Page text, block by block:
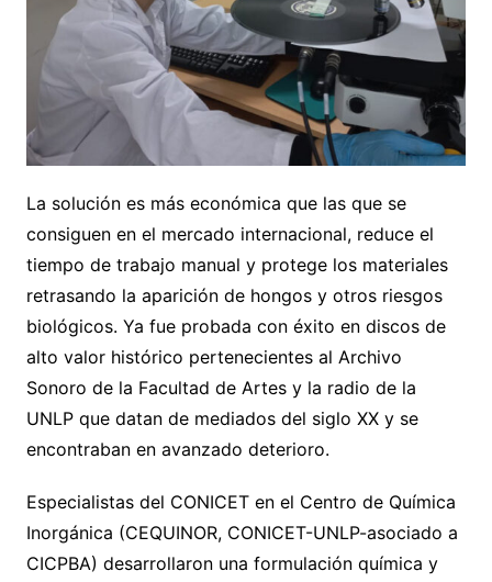
La solución es más económica que las que se
consiguen en el mercado internacional, reduce el
tiempo de trabajo manual y protege los materiales
retrasando la aparición de hongos y otros riesgos
biológicos. Ya fue probada con éxito en discos de
alto valor histórico pertenecientes al Archivo
Sonoro de la Facultad de Artes y la radio de la
UNLP que datan de mediados del siglo XX y se
encontraban en avanzado deterioro.
Especialistas del CONICET en el Centro de Química
Inorgánica (CEQUINOR, CONICET-UNLP-asociado a
CICPBA) desarrollaron una formulación química y